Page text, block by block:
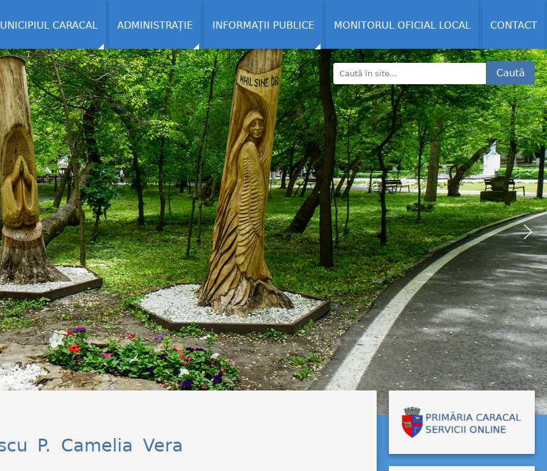
CARACAL ADMINISTRAȚIE INFORMAȚII PUBLICE MONITORUL OFICIAL LOCAL CONTACT
Caută
P. Camelia Vera